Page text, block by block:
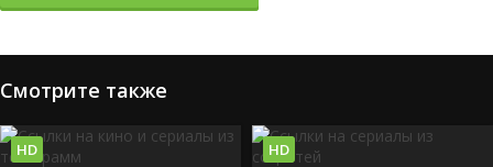
Смотрите также
HD HD